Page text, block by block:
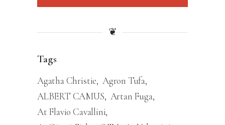
❦
Tags
Agatha Christie Agron Tufa
ALBERT CAMUS Artan Fuga
At Flavio Cavallini